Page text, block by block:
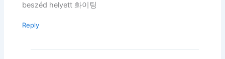
beszéd helyett 화이팅
Reply